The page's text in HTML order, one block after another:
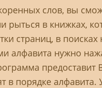
слов, вы
рыться в книжках,
страниц, в
алфавита нужно
в порядке